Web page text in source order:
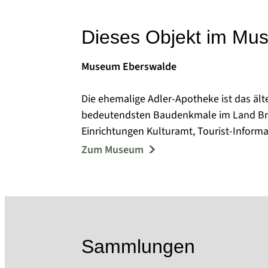
Dieses Objekt im
Museum Eberswalde
Die ehemalige Adler-Apotheke ist das
bedeutendsten Baudenkmale im Land
Einrichtungen Kulturamt, Tourist-
Haupthauses sowie in dem über den
Angebot des Museums. Unter anderem
Museum ist ganzjährig geöffnet,
Eberswalde, ihren Aufstieg zu Wiege
Zum Museum
Sammlungen